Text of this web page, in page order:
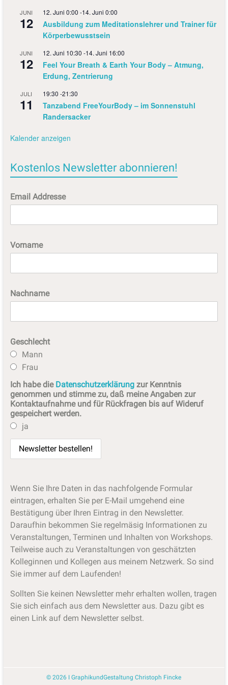
JUNI
12
12. Juni 0:00 -14. Juni 0:00
Ausbildung zum Meditationslehrer und Trainer für
Körperbewusstsein
JUNI
12
12. Juni 10:30 -14. Juni 16:00
Feel Your Breath & Earth Your Body – Atmung,
Erdung, Zentrierung
JULI
11
19:30 -21:30
Tanzabend FreeYourBody – im Sonnenstuhl
Randersacker
Kalender anzeigen
Kostenlos Newsletter abonnieren!
Email Addresse
Vorname
Nachname
Geschlecht
Mann
Frau
Ich habe die Datenschutzerklärungzur Kenntnis
genommen und stimme zu, daß meine Angaben zur
Kontaktaufnahme und für Rückfragen bis auf Wideruf
gespeichert werden.
ja
Wenn Sie Ihre Daten in das nachfolgende Formular
eintragen, erhalten Sie per E-Mail umgehend eine
Bestätigung über Ihren Eintrag in den Newsletter.
Daraufhin bekommen Sie regelmäsig Informationen zu
Veranstaltungen, Terminen und Inhalten von Workshops.
Teilweise auch zu Veranstaltungen von geschätzten
Kolleginnen und Kollegen aus meinem Netzwerk. So sind
Sie immer auf dem Laufenden!
Sollten Sie keinen Newsletter mehr erhalten wollen, tragen
Sie sich einfach aus dem Newsletter aus. Dazu gibt es
einen Link auf dem Newsletter selbst.
© 2026 IGraphikundGestaltung Christoph Fincke